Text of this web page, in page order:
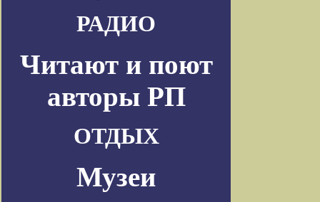
РАДИО
Читают и поют
авторы РП
ОТДЫХ
Музеи